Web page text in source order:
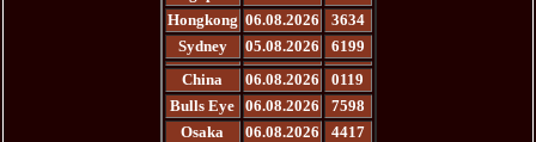
Hongkong 06.08.2026
3634
Sydney
05.08.2026
6199
China
06.08.2026
0119
Bulls Eye 06.08.2026
7598
Osaka
06.08.2026 4417